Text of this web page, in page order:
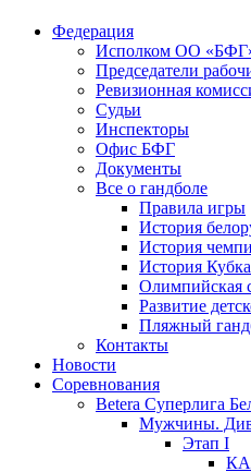
Федерация
Исполком ОО
Председатели
Ревизионная
Судьи
Инспекторы
Офис БФГ
Документы
Все о гандболе
Правила игры
История
История
История
Олимпийская
Развитие
Пляжный
Контакты
Новости
Соревнования
Betera Суперлига
Мужчины.
Этап I